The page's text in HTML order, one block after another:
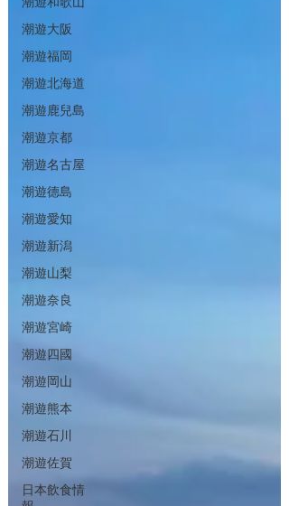
潮遊大阪
潮遊福岡
潮遊北海道
潮遊鹿兒島
潮遊京都
潮遊名古屋
潮遊德島
潮遊愛知
潮遊新潟
潮遊山梨
潮遊奈良
潮遊宮崎
潮遊四國
潮遊岡山
潮遊熊本
潮遊石川
潮遊佐賀
日本飲食情